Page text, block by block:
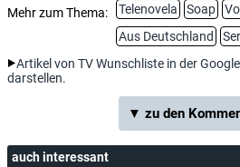
Mehr zum Thema: Telenovela Soap
Aus Deutschland
Artikel von TV Wunschliste in der
darstellen.
▼ zu den
auch interessant